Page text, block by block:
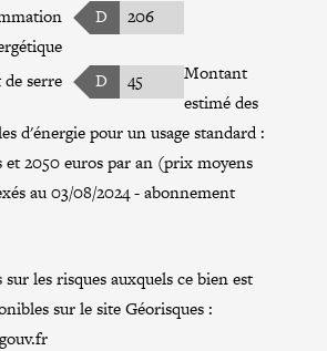
D 206
de serre D 45
Montant
estimé des
d'énergie pour un usage standard :
et 2050 euros par an (prix moyens
au 03/08/2024 - abonnement
les risques auxquels ce bien est
sur le site Géorisques :